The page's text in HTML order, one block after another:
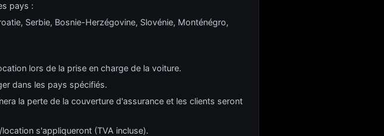
pays :
Serbie, Bosnie-Herzégovine, Slovénie, Monténégro,
lors de la prise en charge de la voiture.
dans les pays spécifiés.
la perte de la couverture d'assurance et les clients seront
s'appliqueront (TVA incluse).